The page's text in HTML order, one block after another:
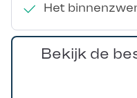
Het
Bekijk de